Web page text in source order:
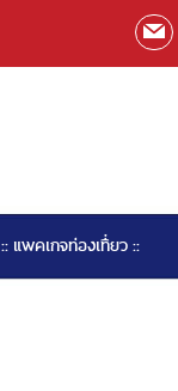
:: แพคเกจท่องเที่ยว ::